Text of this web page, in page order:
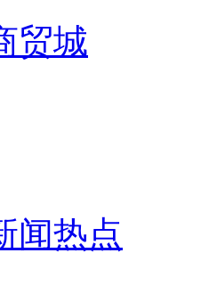
贸城
闻热点